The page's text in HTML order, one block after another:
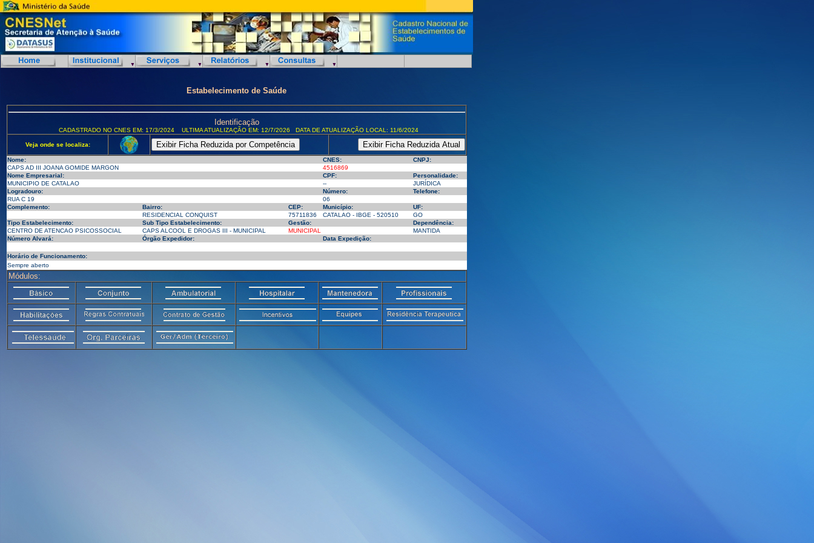
Estabelecimento de Saúde
Identificação
CADASTRADO NO CNES EM: 17/3/2024 ULTIMA ATUALIZAÇÃO EM: 12/7/2026 DATA DE ATUALIZAÇÃO LOCAL: 11/6/2024
Veja onde se localiza:
Nome: CNES:
CNPJ:
CAPS AD III JOANA GOMIDE MARGON
4516869
Nome Empresarial:
CPF:
Personalidade:
MUNICIPIO DE CATALAO
--
JURÍDICA
Logradouro:
Número:
Telefone:
RUA C 19
06
Complemento:
Bairro: CEP: Município:
UF:
RESIDENCIAL CONQUIST
75711836 CATALAO - IBGE - 520510
GO
Tipo Estabelecimento:
Sub Tipo Estabelecimento: Gestão:
Dependência:
CENTRO DE ATENCAO PSICOSSOCIAL
CAPS ALCOOL E DROGAS III - MUNICIPAL MUNICIPAL
MANTIDA
Número Alvará:
Órgão Expedidor: Data Expedição:
Horário de Funcionamento:
Sempre aberto
Módulos: